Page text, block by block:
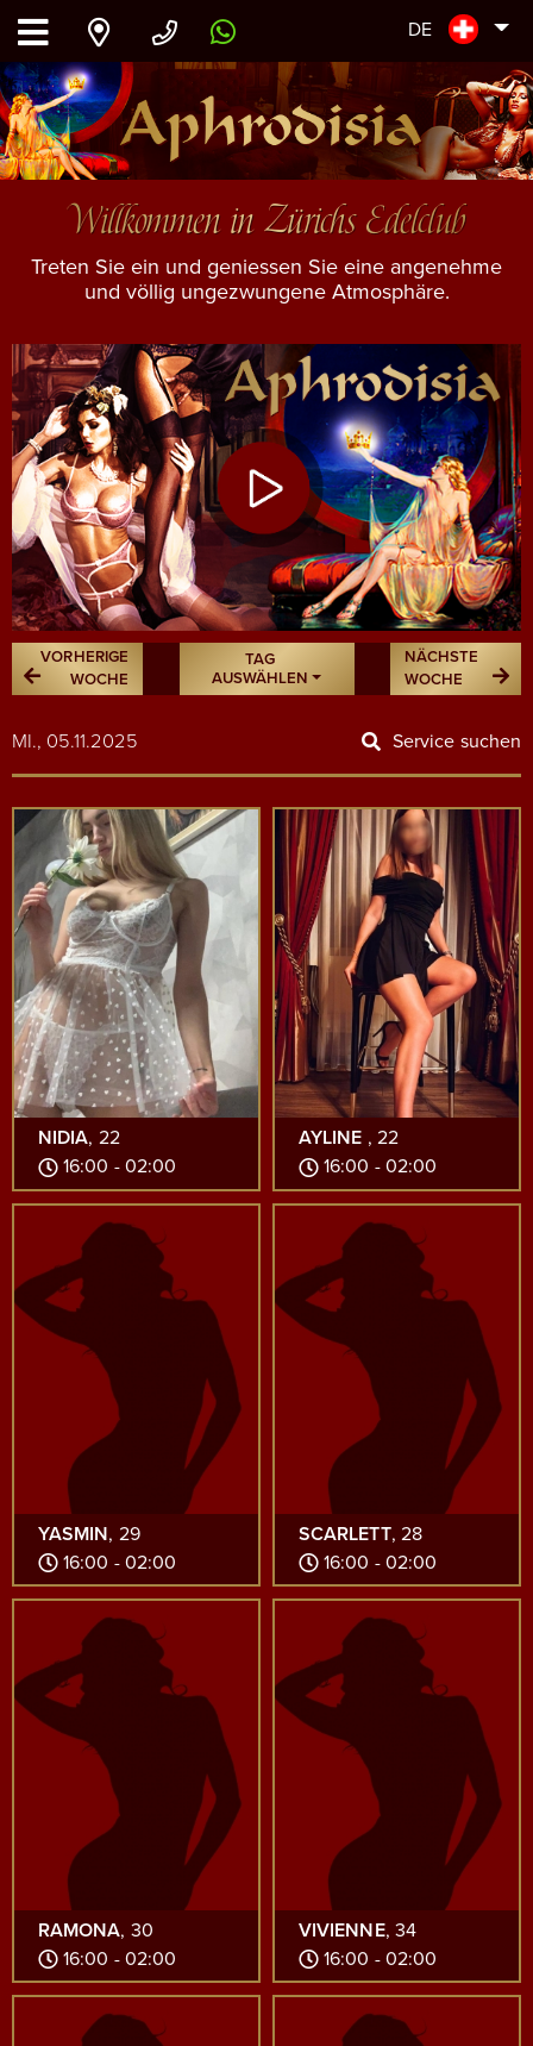
DE
Willkommen in Zürichs Edelclub
Treten Sie ein und geniessen Sie eine angenehme
und völlig ungezwungene Atmosphäre.
TAG
AUSWÄHLEN
VORHERIGE
WOCHE
NÄCHSTE
WOCHE
MI., 05.11.2025 Service suchen
NIDIA, 22
16:00 - 02:00
AYLINE , 22
16:00 - 02:00
YASMIN, 29
16:00 - 02:00
SCARLETT, 28
16:00 - 02:00
RAMONA, 30
16:00 - 02:00
VIVIENNE, 34
16:00 - 02:00